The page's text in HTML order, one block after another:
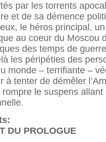
par les torrents
et de sa démence
le héros principal,
au coeur du Moscou
des temps de
les péripéties des
monde – terrifiante –
à tenter de démêler
rompre le suspens
DU PROLOGUE